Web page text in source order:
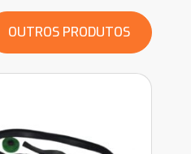
OUTROS PRODUTOS